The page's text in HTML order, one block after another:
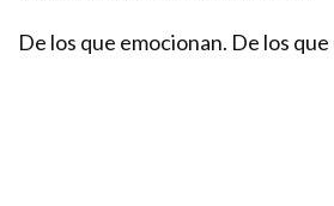
De los que emocionan. De los